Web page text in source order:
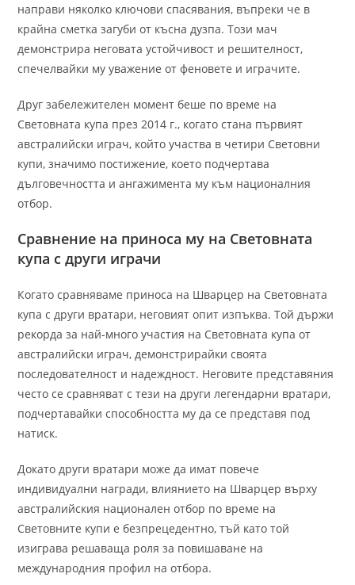
направи няколко ключови спасявания, въпреки че в
крайна сметка загуби от късна дузпа. Този мач
демонстрира неговата устойчивост и решителност,
спечелвайки му уважение от феновете и играчите.
Друг забележителен момент беше по време на
Световната купа през 2014 г., когато стана първият
австралийски играч, който участва в четири Световни
купи, значимо постижение, което подчертава
дълговечността и ангажимента му към националния
отбор.
Сравнение на приноса му на Световната
купа с други играчи
Когато сравняваме приноса на Шварцер на Световната
купа с други вратари, неговият опит изпъква. Той държи
рекорда за най-много участия на Световната купа от
австралийски играч, демонстрирайки своята
последователност и надеждност. Неговите представяния
често се сравняват с тези на други легендарни вратари,
подчертавайки способността му да се представя под
натиск.
Докато други вратари може да имат повече
индивидуални награди, влиянието на Шварцер върху
австралийския национален отбор по време на
Световните купи е безпрецедентно, тъй като той
изиграва решаваща роля за повишаване на
международния профил на отбора.